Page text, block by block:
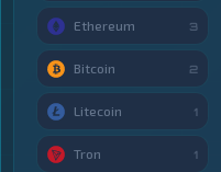
Ethereum 3
Bitcoin 2
Litecoin 1
Tron 1